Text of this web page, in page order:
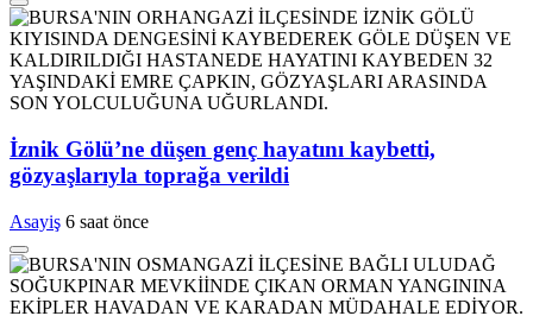
İznik Gölü’ne düşen genç hayatını kaybetti,
gözyaşlarıyla toprağa verildi
Asayiş 6 saat önce